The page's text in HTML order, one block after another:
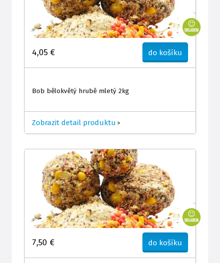
4,05 € do košíku
Bob bělokvětý hrubě mletý 2kg
Zobrazit detail produktu >
7,50 € do košíku